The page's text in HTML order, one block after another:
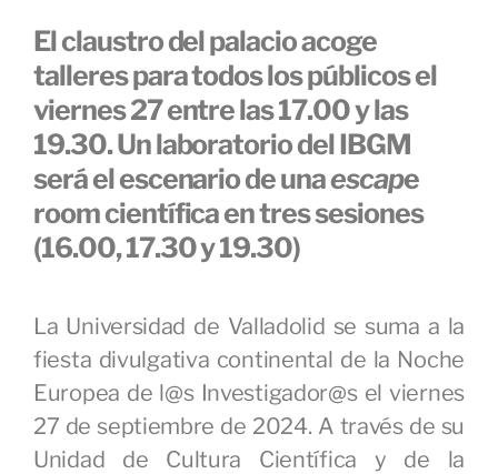
El claustro del palacio acoge
talleres para todos los públicos el
viernes 27 entre las 17.00 y las
19.30. Un laboratorio del IBGM
será el escenario de unaescape
room científica en tres sesiones
(16.00, 17.30 y 19.30)
La Universidad de Valladolid se suma a la
fiesta divulgativa continental de la Noche
Europea de l@s Investigador@s el viernes
27 de septiembre de 2024. A través de su
Unidad de Cultura Científica y de la